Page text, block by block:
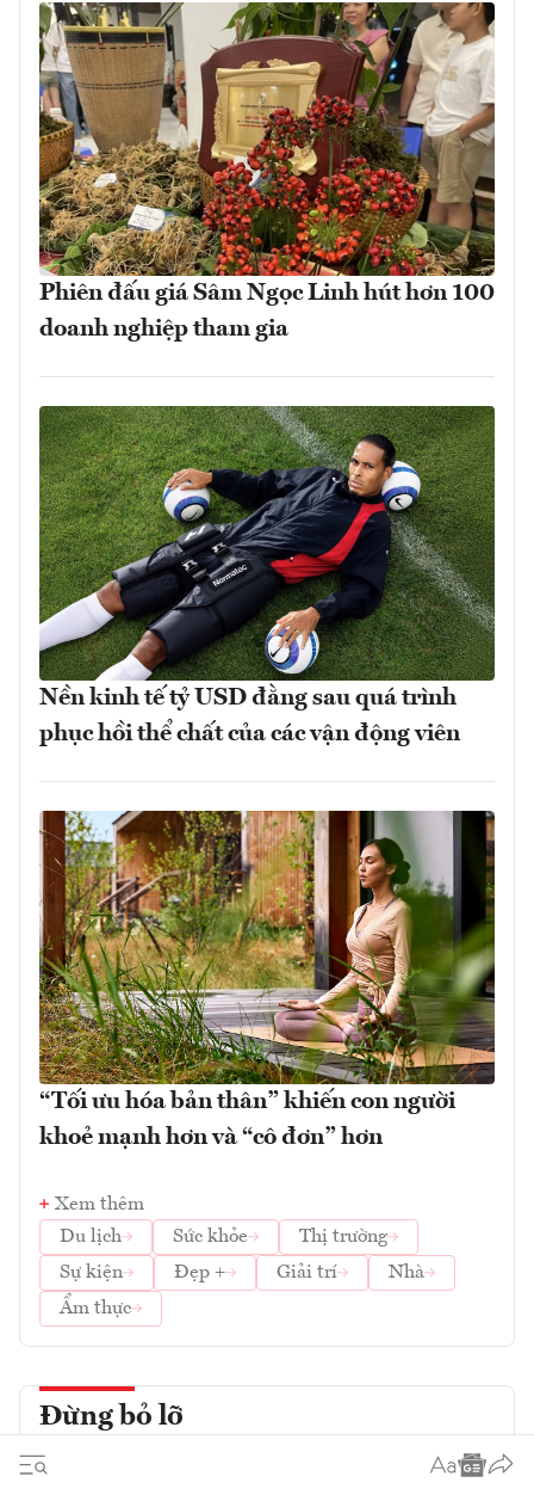
Phiên đấu giá Sâm Ngọc Linh hút hơn 100
doanh nghiệp tham gia
Nền kinh tế tỷ USD đằng sau quá trình
phục hồi thể chất của các vận động viên
“Tối ưu hóa bản thân” khiến con người
khoẻ mạnh hơn và “cô đơn” hơn
Xem thêm
Du lịch
Sức khỏe
Thị trường
Sự kiện
Đẹp + Giải trí
Nhà
Ẩm thực
Đừng bỏ lỡ